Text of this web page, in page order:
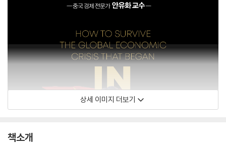
상세 이미지 더보기
책소개